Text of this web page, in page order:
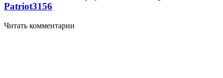
Patriot3156
Читать комментарии